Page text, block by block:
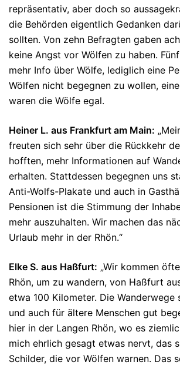
repräsentativ, aber doch so
die Behörden eigentlich Gedanken
sollten. Von zehn Befragten gaben
keine Angst vor Wölfen zu haben.
mehr Info über Wölfe, lediglich eine
Wölfen nicht begegnen zu wollen,
waren die Wölfe egal.
Heiner L. aus Frankfurt am Main:
freuten sich sehr über die Rückkehr
hofften, mehr Informationen auf
erhalten. Stattdessen begegnen uns
Anti-Wolfs-Plakate und auch in
Pensionen ist die Stimmung der
mehr auszuhalten. Wir machen das
Urlaub mehr in der Rhön.“
Elke S. aus Haßfurt: „Wir kommen
Rhön, um zu wandern, von Haßfurt
etwa 100 Kilometer. Die Wanderwege
und auch für ältere Menschen gut
hier in der Langen Rhön, wo es
mich ehrlich gesagt etwas nervt, das
Schilder, die vor Wölfen warnen. Das